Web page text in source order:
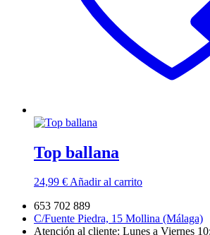
Top ballana
24,99 €Añadir al carrito
653 702 889
C/Fuente Piedra, 15 Mollina (Málaga)
Atención al cliente: Lunes a Viernes